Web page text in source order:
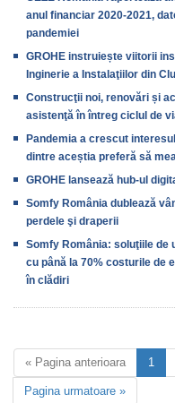
anul financiar 2020-2021,
pandemiei
GROHE instruiește viitorii
Inginerie a Instalaţiilor din
Construcţii noi, renovări și
asistenţă în întreg ciclul de
Pandemia a crescut
dintre aceștia preferă să
GROHE lansează hub-ul
Somfy România dublează
perdele şi draperii
Somfy România: soluţiile de
cu până la 70% costurile de
în clădiri
« Pagina anterioara 1
Pagina urmatoare »